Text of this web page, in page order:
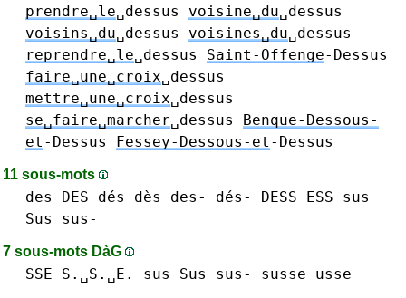
prendre␣le␣dessus voisine␣du␣dessus
voisins␣du␣dessus voisines␣du␣dessus
reprendre␣le␣dessus Saint-Offenge-Dessus
faire␣une␣croix␣dessus
mettre␣une␣croix␣dessus
se␣faire␣marcher␣dessus
Benque-Dessous-
et -Dessus Fessey-Dessous-et -Dessus
11 sous-mots
des DES dés dès des- dés- DESS ESS
sus
Sus sus-
7 sous-mots DàG
SSE S.␣S.␣E. sus Sus sus- susse usse